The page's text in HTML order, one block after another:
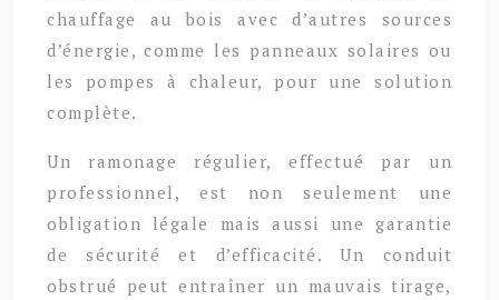
chauffage au bois avec d’autres sources
d’énergie, comme les panneaux solaires ou
les pompes à chaleur, pour une solution
complète.
Un ramonage régulier, effectué par un
professionnel, est non seulement une
obligation légale mais aussi une garantie
de sécurité et d’efficacité. Un conduit
obstrué peut entraîner un mauvais tirage,